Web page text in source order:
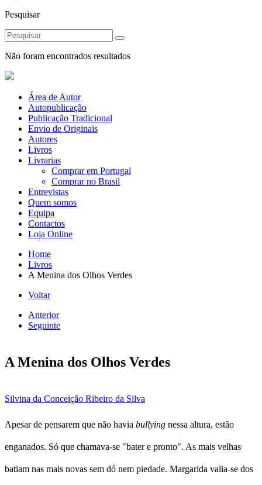
Pesquisar
Não foram encontrados resultados
Área de Autor
Autopublicação
Publicação Tradicional
Envio de Originais
Autores
Livros
Livrarias
Comprar em Portugal
Comprar no Brasil
Entrevistas
Quem somos
Equipa
Contactos
Loja Online
Home
Livros
A Menina dos Olhos Verdes
Voltar
Anterior
Seguinte
A Menina dos Olhos Verdes
Silvina da Conceição Ribeiro da Silva
Apesar de pensarem que não havia bullying nessa altura, estão
enganados. Só que chamava-se "bater e pronto". As mais velhas
batiam nas mais novas sem dó nem piedade. Margarida valia-se dos